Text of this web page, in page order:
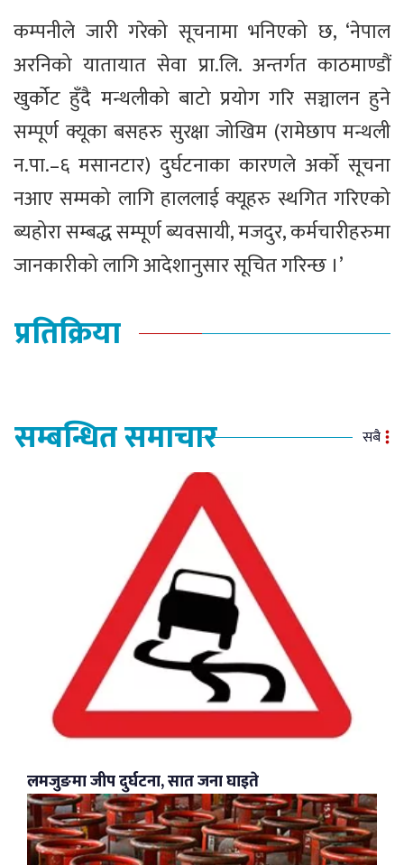
कम्पनीले जारी गरेको सूचनामा भनिएको छ, ‘नेपाल
अरनिको यातायात सेवा प्रा.लि. अन्तर्गत काठमाण्डौं
खुर्कोट हुँदै मन्थलीको बाटो प्रयोग गरि सञ्चालन हुने
सम्पूर्ण क्यूका बसहरु सुरक्षा जोखिम (रामेछाप मन्थली
न.पा.–६ मसानटार) दुर्घटनाका कारणले अर्को सूचना
नआए सम्मको लागि हाललाई क्यूहरु स्थगित गरिएको
ब्यहोरा सम्बद्ध सम्पूर्ण ब्यवसायी, मजदुर, कर्मचारीहरुमा
जानकारीको लागि आदेशानुसार सूचित गरिन्छ ।’
प्रतिक्रिया
सम्बन्धित समाचार सबै
लमजुङमा जीप दुर्घटना, सात जना घाइते